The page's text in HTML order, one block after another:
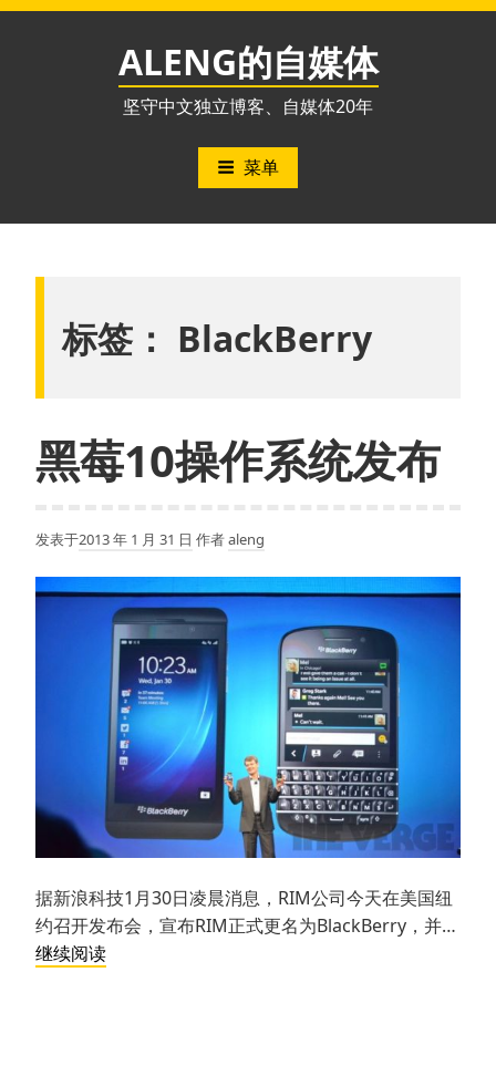
跳
ALENG的自媒体
坚守中文独立博客、自媒体20年
菜单
标签： BlackBerry
黑莓10操作系统发布
发表于2013 年 1 月 31 日 作者aleng
据新浪科技1月30日凌晨消息，RIM公司今天在美国纽
约召开发布会，宣布RIM正式更名为BlackBerry，并…
继续阅读黑